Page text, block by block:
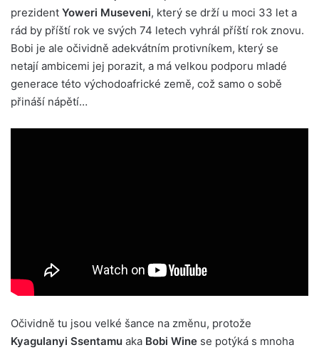
prezident Yoweri Museveni, který se drží u moci 33 let a
rád by příští rok ve svých 74 letech vyhrál příští rok znovu.
Bobi je ale očividně adekvátním protivníkem, který se
netají ambicemi jej porazit, a má velkou podporu mladé
generace této východoafrické země, což samo o sobě
přináší nápětí…
Očividně tu jsou velké šance na změnu, protože
Kyagulanyi Ssentamu aka Bobi Wine se potýká s mnoha